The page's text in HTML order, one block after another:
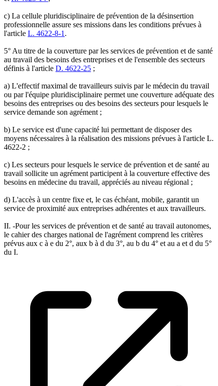
c) La cellule pluridisciplinaire de prévention de la désinsertion
professionnelle assure ses missions dans les conditions prévues à
l'article L. 4622-8-1 .
5° Au titre de la couverture par les services de prévention et de santé
au travail des besoins des entreprises et de l'ensemble des secteurs
définis à l'article D. 4622-25 ;
a) L'effectif maximal de travailleurs suivis par le médecin du travail
ou par l'équipe pluridisciplinaire permet une couverture adéquate des
besoins des entreprises ou des besoins des secteurs pour lesquels le
service demande son agrément ;
b) Le service est d'une capacité lui permettant de disposer des
moyens nécessaires à la réalisation des missions prévues à l'article L.
4622-2 ;
c) Les secteurs pour lesquels le service de prévention et de santé au
travail sollicite un agrément participent à la couverture effective des
besoins en médecine du travail, appréciés au niveau régional ;
d) L'accès à un centre fixe et, le cas échéant, mobile, garantit un
service de proximité aux entreprises adhérentes et aux travailleurs.
II. -Pour les services de prévention et de santé au travail autonomes,
le cahier des charges national de l'agrément comprend les critères
prévus aux c à e du 2°, aux b à d du 3°, au b du 4° et au a et d du 5°
du I.